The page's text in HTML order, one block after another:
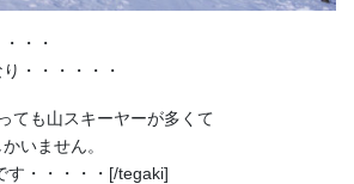
・・
・・・・・・
ても山スキーヤーが多くて
いません。
す・・・・・[/tegaki]